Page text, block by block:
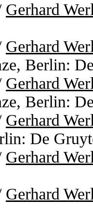
Gerhard
Gerhard
Berlin:
Gerhard
Berlin:
Gerhard
De
Gerhard
Gerhard